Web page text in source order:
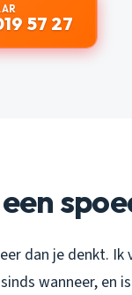
57 27
dan je denkt.
wanneer, en